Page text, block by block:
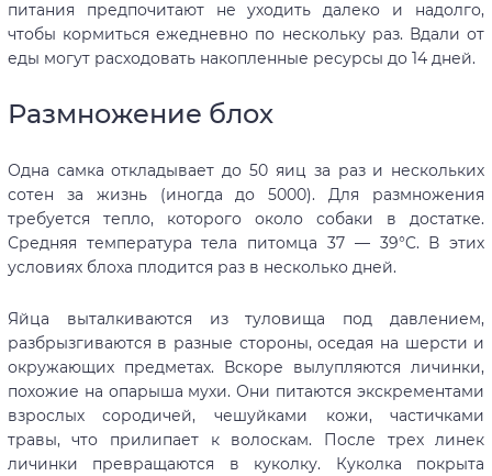
питания предпочитают не уходить далеко и надолго,
чтобы кормиться ежедневно по нескольку раз. Вдали от
еды могут расходовать накопленные ресурсы до 14 дней.
Размножение блох
Одна самка откладывает до 50 яиц за раз и нескольких
сотен за жизнь (иногда до 5000). Для размножения
требуется тепло, которого около собаки в достатке.
Средняя температура тела питомца 37 — 39°C. В этих
условиях блоха плодится раз в несколько дней.
Яйца выталкиваются из туловища под давлением,
разбрызгиваются в разные стороны, оседая на шерсти и
окружающих предметах. Вскоре вылупляются личинки,
похожие на опарыша мухи. Они питаются экскрементами
взрослых сородичей, чешуйками кожи, частичками
травы, что прилипает к волоскам. После трех линек
личинки превращаются в куколку. Куколка покрыта